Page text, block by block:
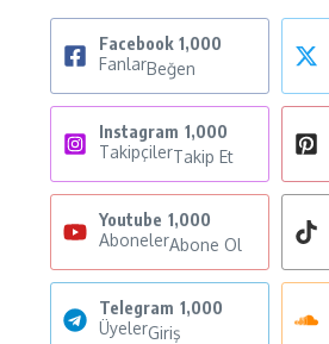
Facebook 1,000
FanlarBeğen
Instagram 1,000
TakipçilerTakip Et
Youtube 1,000
AbonelerAbone Ol
Telegram 1,000
ÜyelerGiriş